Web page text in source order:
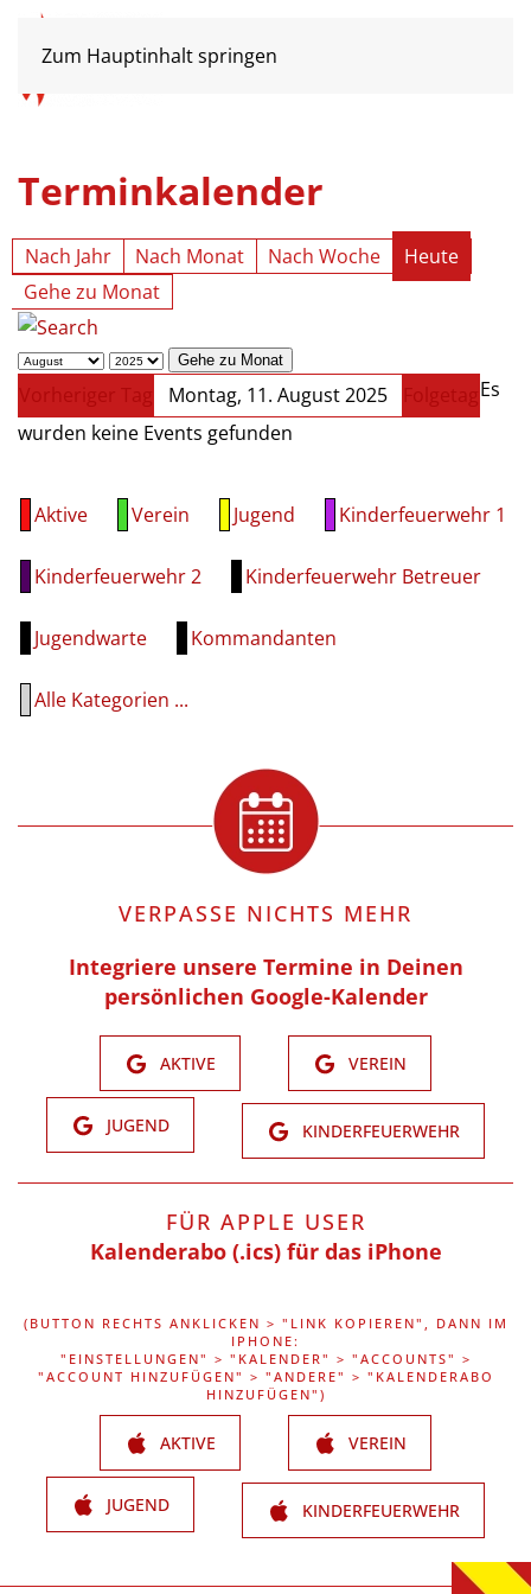
Zum Hauptinhalt springen
Terminkalender
Nach Jahr Nach Monat Nach Woche
Heute
Gehe zu Monat
Gehe zu Monat
Vorheriger Tag Montag, 11. August 2025 FolgetagEs
wurden keine Events gefunden
Aktive Verein Jugend Kinderfeuerwehr 1
Kinderfeuerwehr 2 Kinderfeuerwehr Betreuer
Jugendwarte Kommandanten
Alle Kategorien ...
VERPASSE NICHTS MEHR
Integriere unsere Termine in Deinen
persönlichen Google-Kalender
AKTIVE VEREIN
JUGEND KINDERFEUERWEHR
FÜR APPLE USER
Kalenderabo (.ics) für das iPhone
(BUTTON RECHTS ANKLICKEN > "LINK KOPIEREN", DANN IM
IPHONE:
"EINSTELLUNGEN" > "KALENDER" > "ACCOUNTS" >
"ACCOUNT HINZUFÜGEN" > "ANDERE" > "KALENDERABO
HINZUFÜGEN")
AKTIVE VEREIN
JUGEND KINDERFEUERWEHR